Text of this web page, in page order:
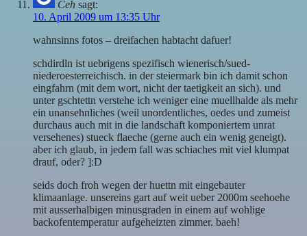
Ceh sagt:
10. April 2009 um 13:35 Uhr
wahnsinns fotos – dreifachen habtacht dafuer!
schdirdln ist uebrigens spezifisch wienerisch/sued-
niederoesterreichisch. in der steiermark bin ich damit schon
eingfahrn (mit dem wort, nicht der taetigkeit an sich). und
unter gschtettn verstehe ich weniger eine muellhalde als mehr
ein unansehnliches (weil unordentliches, oedes und zumeist
durchaus auch mit in die landschaft komponiertem unrat
versehenes) stueck flaeche (gerne auch ein wenig geneigt).
aber ich glaub, in jedem fall was schiaches mit viel klumpat
drauf, oder? ]:D
seids doch froh wegen der huettn mit eingebauter
klimaanlage. unsereins gart auf weit ueber 2000m seehoehe
mit ausserhalbigen minusgraden in einem auf wohlige
backofentemperatur aufgeheizten zimmer. baeh!